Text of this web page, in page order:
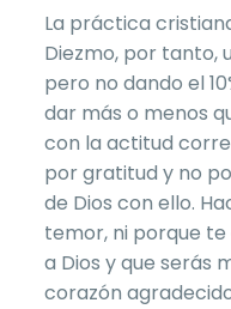
La práctica
Diezmo, por tanto,
pero no dando el
dar más o menos
con la actitud
por gratitud y no
de Dios con ello.
temor, ni porque
a Dios y que serás
corazón